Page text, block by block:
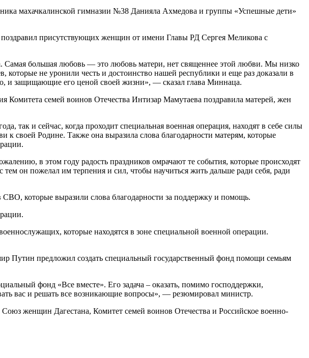
махачкалинской гимназии №38 Данияла Ахмедова и группы «Успешные дети»
присутствующих женщин от имени Главы РД Сергея Меликова с
Самая большая любовь — это любовь матери, нет священнее этой любви. Мы низко
не уронили честь и достоинство нашей республики и еще раз доказали в
и защищающие его ценой своей жизни», — сказал глава Миннаца.
Комитета семей воинов Отечества Интизар Мамутаева поздравила матерей, жен
так и сейчас, когда проходит специальная военная операция, находят в себе силы
своей Родине. Также она выразила слова благодарности матерям, которые
в этом году радость праздников омрачают те события, которые происходят
он пожелал им терпения и сил, чтобы научиться жить дальше ради себя, ради
которые выразили слова благодарности за поддержку и помощь.
которые находятся в зоне специальной военной операции.
Путин предложил создать специальный государственный фонд помощи семьям
фонд «Все вместе». Его задача – оказать, помимо господдержки,
вас и решать все возникающие вопросы», — резюмировал министр.
женщин Дагестана, Комитет семей воинов Отечества и Российское военно-